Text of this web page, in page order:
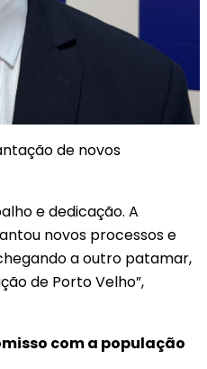
de novos
e dedicação. A
novos processos e
a outro patamar,
de Porto Velho”,
com a população